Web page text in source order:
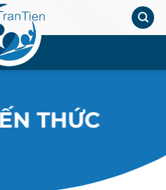
.
THỨC